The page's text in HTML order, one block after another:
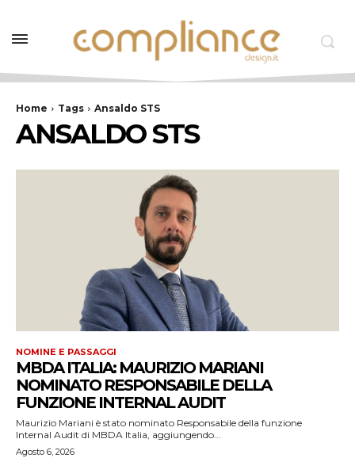
Home Tags Ansaldo STS
ANSALDO STS
NOMINE E PASSAGGI
MBDA ITALIA: MAURIZIO MARIANI
NOMINATO RESPONSABILE DELLA
FUNZIONE INTERNAL AUDIT
Maurizio Mariani è stato nominato Responsabile della funzione
Internal Audit di MBDA Italia, aggiungendo...
Agosto 6, 2026